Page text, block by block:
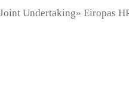
Undertaking» Eiropas